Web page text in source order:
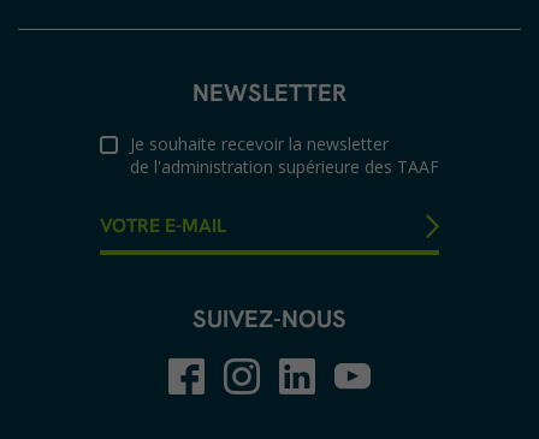
NEWSLETTER
Je souhaite recevoir la newsletter
de l'administration supérieure des TAAF
SUIVEZ-NOUS